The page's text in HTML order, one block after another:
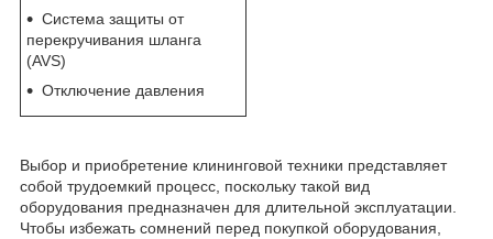
Система защиты от
перекручивания шланга
(AVS)
Отключение давления
Выбор и приобретение клининговой техники представляет
собой трудоемкий процесс, поскольку такой вид
оборудования предназначен для длительной эксплуатации.
Чтобы избежать сомнений перед покупкой оборудования,